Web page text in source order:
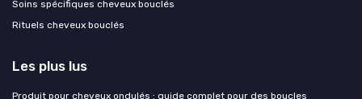
Soins spécifiques cheveux bouclés
Rituels cheveux bouclés
Les plus lus
Produit pour cheveux ondulés : guide complet pour des boucles